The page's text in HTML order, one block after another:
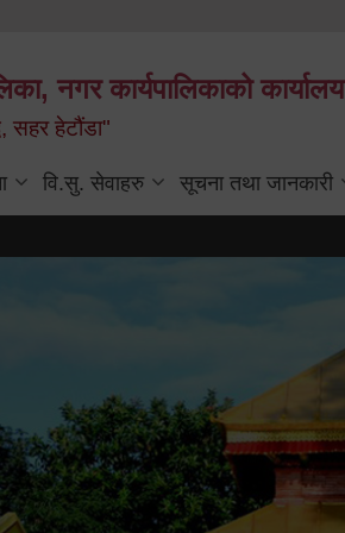
नगर कार्यपालिकाको कार्यालय
सहर हेटौंडा"
वि.सु. सेवाहरु सूचना तथा जानकारी